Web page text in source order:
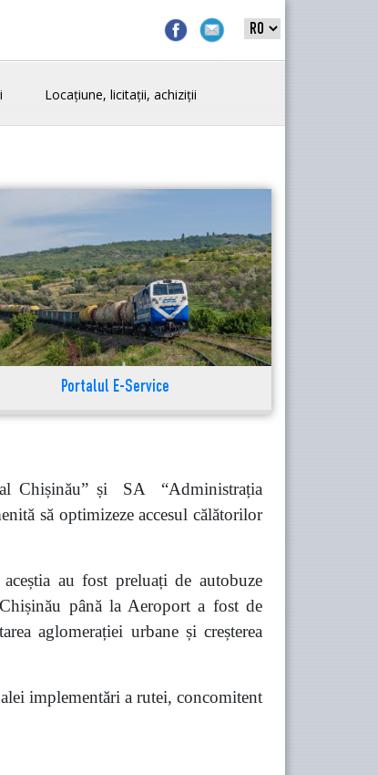
Locațiune, licitații, achiziții
Portalul E-Service
Chișinău” și SA “Administrația
să optimizeze accesul călătorilor
au fost preluați de autobuze
până la Aeroport a fost de
aglomerației urbane și creșterea
implementări a rutei, concomitent